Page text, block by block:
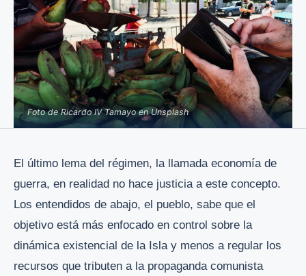
Foto de Ricardo IV Tamayo en Unsplash
El último lema del régimen, la llamada economía de
guerra, en realidad no hace justicia a este concepto.
Los entendidos de abajo, el pueblo, sabe que el
objetivo está más enfocado en control sobre la
dinámica existencial de la Isla y menos a regular los
recursos que tributen a la propaganda comunista